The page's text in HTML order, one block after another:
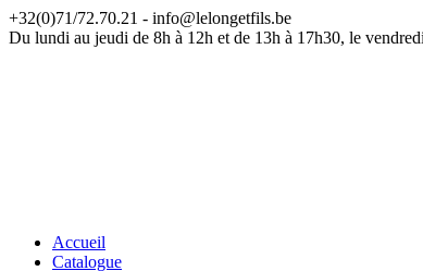
+32(0)71/72.70.21 - info@lelongetfils.be
Du lundi au jeudi de 8h à 12h et de 13h à 17h30, le
Accueil
Catalogue